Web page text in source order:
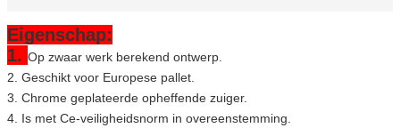
Eigenschap:
1. Op zwaar werk berekend ontwerp.
2. Geschikt voor Europese pallet.
3. Chrome geplateerde opheffende zuiger.
4. Is met Ce-veiligheidsnorm in overeenstemming.